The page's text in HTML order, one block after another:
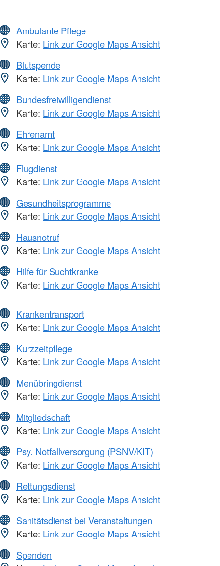
Ambulante Pflege
Karte: Link zur Google Maps Ansicht
Blutspende
Karte: Link zur Google Maps Ansicht
Bundesfreiwilligendienst
Karte: Link zur Google Maps Ansicht
Ehrenamt
Karte: Link zur Google Maps Ansicht
Flugdienst
Karte: Link zur Google Maps Ansicht
Gesundheitsprogramme
Karte: Link zur Google Maps Ansicht
Hausnotruf
Karte: Link zur Google Maps Ansicht
Hilfe für Suchtkranke
Karte: Link zur Google Maps Ansicht
Krankentransport
Karte: Link zur Google Maps Ansicht
Kurzzeitpflege
Karte: Link zur Google Maps Ansicht
Menübringdienst
Karte: Link zur Google Maps Ansicht
Mitgliedschaft
Karte: Link zur Google Maps Ansicht
Psy. Notfallversorgung (PSNV/KIT)
Karte: Link zur Google Maps Ansicht
Rettungsdienst
Karte: Link zur Google Maps Ansicht
Sanitätsdienst bei Veranstaltungen
Karte: Link zur Google Maps Ansicht
Spenden